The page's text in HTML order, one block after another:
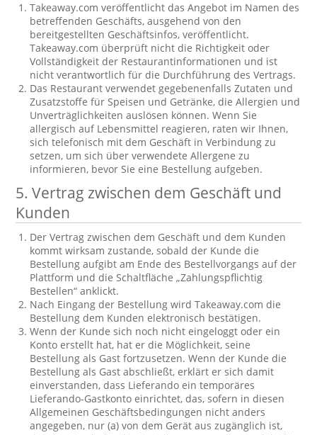
Takeaway.com veröffentlicht das Angebot im Namen des
betreffenden Geschäfts, ausgehend von den
bereitgestellten Geschäftsinfos, veröffentlicht.
Takeaway.com überprüft nicht die Richtigkeit oder
Vollständigkeit der Restaurantinformationen und ist
nicht verantwortlich für die Durchführung des Vertrags.
Das Restaurant verwendet gegebenenfalls Zutaten und
Zusatzstoffe für Speisen und Getränke, die Allergien und
Unverträglichkeiten auslösen können. Wenn Sie
allergisch auf Lebensmittel reagieren, raten wir Ihnen,
sich telefonisch mit dem Geschäft in Verbindung zu
setzen, um sich über verwendete Allergene zu
informieren, bevor Sie eine Bestellung aufgeben.
5. Vertrag zwischen dem Geschäft und
Kunden
Der Vertrag zwischen dem Geschäft und dem Kunden
kommt wirksam zustande, sobald der Kunde die
Bestellung aufgibt am Ende des Bestellvorgangs auf der
Plattform und die Schaltfläche „Zahlungspflichtig
Bestellen“ anklickt.
Nach Eingang der Bestellung wird Takeaway.com die
Bestellung dem Kunden elektronisch bestätigen.
Wenn der Kunde sich noch nicht eingeloggt oder ein
Konto erstellt hat, hat er die Möglichkeit, seine
Bestellung als Gast fortzusetzen. Wenn der Kunde die
Bestellung als Gast abschließt, erklärt er sich damit
einverstanden, dass Lieferando ein temporäres
Lieferando-Gastkonto einrichtet, das, sofern in diesen
Allgemeinen Geschäftsbedingungen nicht anders
angegeben, nur (a) von dem Gerät aus zugänglich ist,